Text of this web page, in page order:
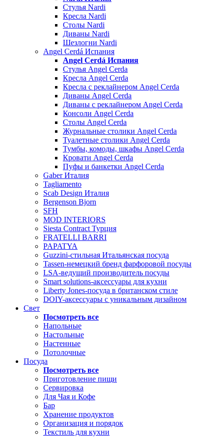
Стулья Nardi
Кресла Nardi
Столы Nardi
Диваны Nardi
Шезлогни Nardi
Angel Cerdá Испания
Angel Cerdá Испания
Стулья Angel Cerda
Кресла Angel Cerda
Кресла с реклайнером Angel Cerda
Диваны Angel Cerda
Диваны с реклайнером Angel Cerda
Консоли Angel Cerda
Столы Angel Cerda
Журнальные столики Angel Cerda
Туалетные столики Angel Cerda
Тумбы, комоды, шкафы Angel Cerda
Кровати Angel Cerda
Пуфы и банкетки Angel Cerda
Gaber Италия
Tagliamento
Scab Design Италия
Bergenson Bjorn
SFH
MOD INTERIORS
Siesta Contract Турция
FRATELLI BARRI
PAPATYA
Guzzini-стильная Итальянская посуда
Tassen-немецкий бренд фарфоровой посуды
LSA-ведущий производитель посуды
Smart solutions-аксессуары для кухни
Liberty Jones-посуда в британском стиле
DOIY-аксессуары с уникальным дизайном
Свет
Посмотреть все
Напольные
Настольные
Настенные
Потолочные
Посуда
Посмотреть все
Приготовление пищи
Сервировка
Для Чая и Кофе
Бар
Хранение продуктов
Организация и порядок
Текстиль для кухни